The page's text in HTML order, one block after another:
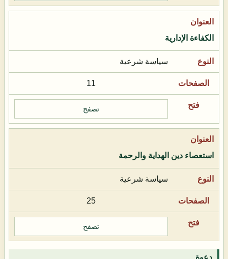
الكفاءة الإدارية
سياسة شرعية
11
تصفح
استعصاء دين الهداية والرحمة
سياسة شرعية
25
تصفح
دعوة